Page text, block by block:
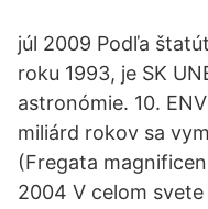
júl 2009 Podľa
roku 1993, je SK
astronómie. 10.
miliárd rokov sa
(Fregata
2004 V celom